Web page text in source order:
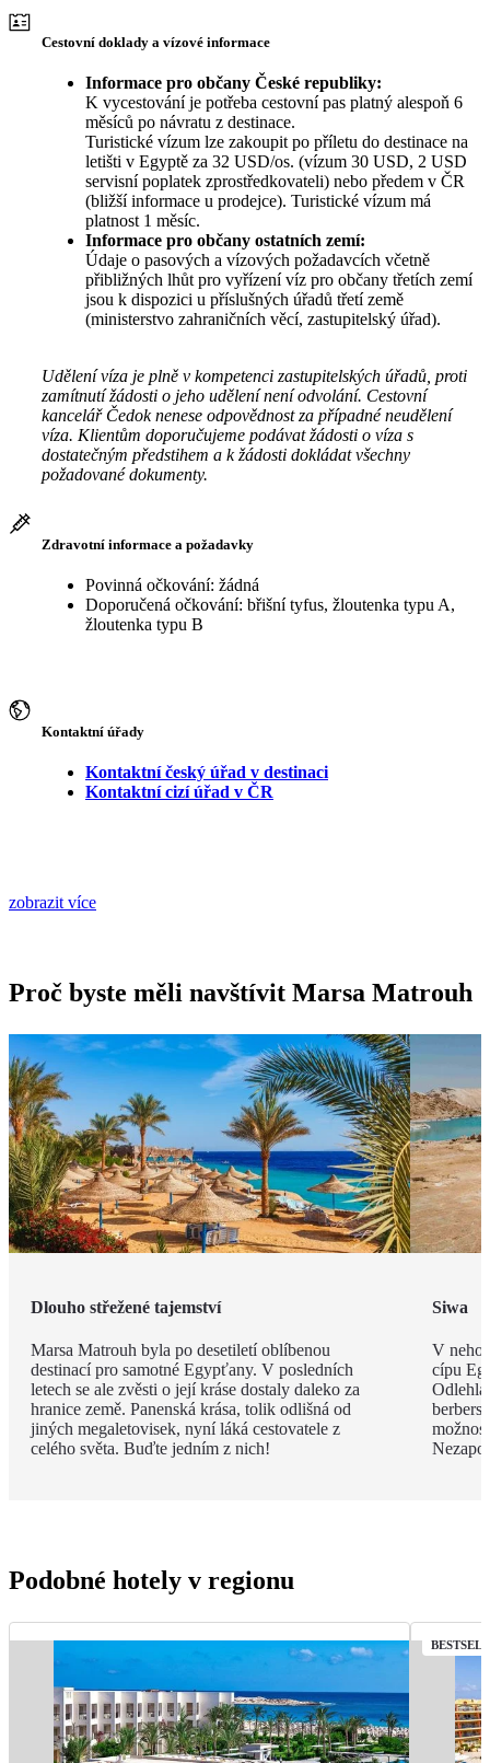
Cestovní doklady a vízové informace
Informace pro občany České republiky:
K vycestování je potřeba cestovní pas platný alespoň 6
měsíců po návratu z destinace.
Turistické vízum lze zakoupit po příletu do destinace na
letišti v Egyptě za 32 USD/os. (vízum 30 USD, 2 USD
servisní poplatek zprostředkovateli) nebo předem v ČR
(bližší informace u prodejce). Turistické vízum má
platnost 1 měsíc.
Informace pro občany ostatních zemí:
Údaje o pasových a vízových požadavcích včetně
přibližných lhůt pro vyřízení víz pro občany třetích zemí
jsou k dispozici u příslušných úřadů třetí země
(ministerstvo zahraničních věcí, zastupitelský úřad).
Udělení víza je plně v kompetenci zastupitelských úřadů, proti
zamítnutí žádosti o jeho udělení není odvolání. Cestovní
kancelář Čedok nenese odpovědnost za případné neudělení
víza. Klientům doporučujeme podávat žádosti o víza s
dostatečným předstihem a k žádosti dokládat všechny
požadované dokumenty.
Zdravotní informace a požadavky
Povinná očkování: žádná
Doporučená očkování: břišní tyfus, žloutenka typu A,
žloutenka typu B
Kontaktní úřady
Kontaktní český úřad v destinaci
Kontaktní cizí úřad v ČR
zobrazit více
Proč byste měli navštívit Marsa Matrouh
Dlouho střežené tajemství
Marsa Matrouh byla po desetiletí oblíbenou
destinací pro samotné Egypťany. V posledních
letech se ale zvěsti o její kráse dostaly daleko za
hranice země. Panenská krása, tolik odlišná od
jiných megaletovisek, nyní láká cestovatele z
celého světa. Buďte jedním z nich!
Siwa
V
cípu
Odlehlá
Podobné hotely v regionu